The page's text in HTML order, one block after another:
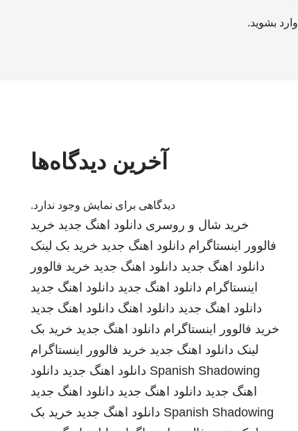
وارد بشوید.
آخرین دیدگاه‌ها
دیدگاهی برای نمایش وجود ندارد.
خرید شال و روسری دانلود اهنگ جدید خرید
فالوور اینستاگرام دانلود اهنگ جدید خرید بک لینک
دانلود اهنگ جدید دانلود اهنگ جدید خرید فالوور
اینستاگرام دانلود اهنگ جدید دانلود اهنگ جدید
دانلود اهنگ جدید دانلود اهنگ دانلود اهنگ جدید
خرید فالوور اینستاگرام دانلود اهنگ جدید خرید بک
لینک دانلود اهنگ جدید خرید فالوور اینستاگرام
Spanish Shadowing دانلود اهنگ جدید دانلود
اهنگ جدید دانلود اهنگ جدید دانلود اهنگ جدید
Spanish Shadowing دانلود اهنگ جدید خرید بک